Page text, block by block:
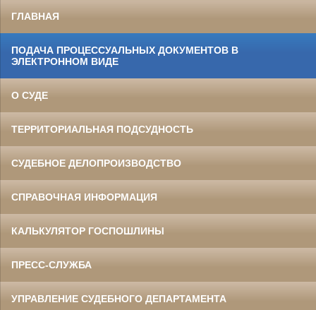
ГЛАВНАЯ
ПОДАЧА ПРОЦЕССУАЛЬНЫХ ДОКУМЕНТОВ В
ЭЛЕКТРОННОМ ВИДЕ
О СУДЕ
ТЕРРИТОРИАЛЬНАЯ ПОДСУДНОСТЬ
СУДЕБНОЕ ДЕЛОПРОИЗВОДСТВО
СПРАВОЧНАЯ ИНФОРМАЦИЯ
КАЛЬКУЛЯТОР ГОСПОШЛИНЫ
ПРЕСС-СЛУЖБА
УПРАВЛЕНИЕ СУДЕБНОГО ДЕПАРТАМЕНТА